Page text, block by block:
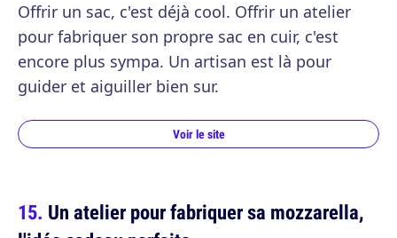
Offrir un sac, c'est déjà cool. Offrir un atelier
pour fabriquer son propre sac en cuir, c'est
encore plus sympa. Un artisan est là pour
guider et aiguiller bien sur.
Voir le site
Un atelier pour fabriquer sa mozzarella,